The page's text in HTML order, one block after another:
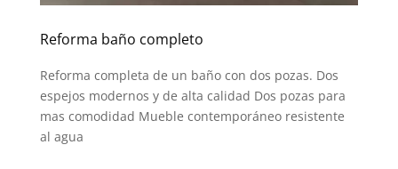
Reforma baño completo
Reforma completa de un baño con dos pozas. Dos
espejos modernos y de alta calidad Dos pozas para
mas comodidad Mueble contemporáneo resistente
al agua